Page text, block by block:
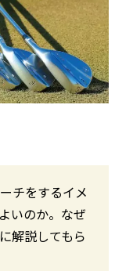
チをするイメ
いのか。なぜ
解説してもら